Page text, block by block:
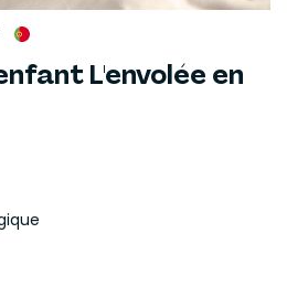
L'envolée en